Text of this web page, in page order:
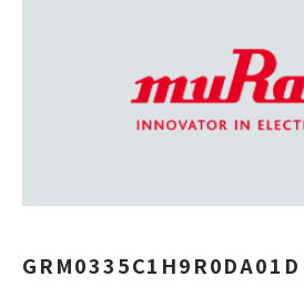
GRM0335C1H9R0DA01D